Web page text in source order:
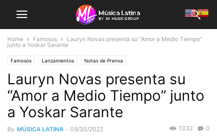
Home Famosos
Lauryn Novas presenta su “Amor a Medio Tiempo”
junto a Yoskar Sarante
Famosos Lanzamientos Notas de Prensa
Lauryn Novas presenta su
“Amor a Medio Tiempo” junto
a Yoskar Sarante
By MÚSICA LATINA - 09/30/2022 0
1332